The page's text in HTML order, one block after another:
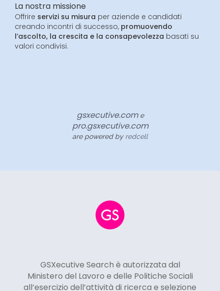
La nostra missione
Offrire servizi su misura per aziende e candidati
creando incontri di successo, promuovendo
l’ascolto, la crescita e la consapevolezza basati su
valori condivisi.
gsxecutive.come
pro.gsxecutive.com
are powered by redcell
GSXecutive Search è autorizzata dal
Ministero del Lavoro e delle Politiche Sociali
all’esercizio dell’attività di ricerca e selezione